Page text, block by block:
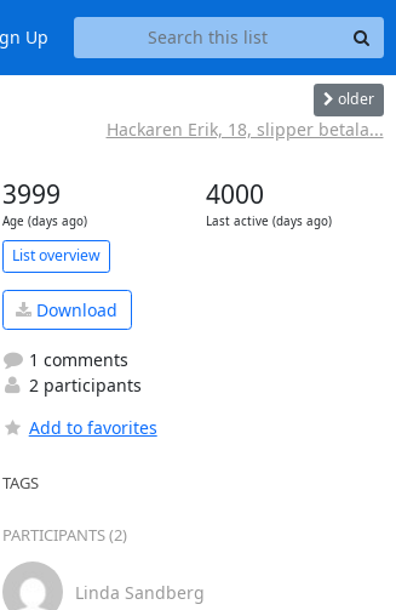
Up
older
Hackaren Erik, 18, slipper betala...
3999
Age (days ago)
4000
Last active (days ago)
List overview
Download
1 comments
2 participants
Add to favorites
TAGS
PARTICIPANTS (2)
Linda Sandberg